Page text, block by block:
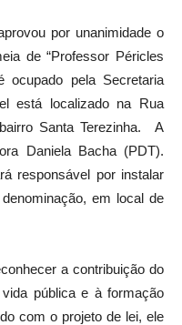
por unanimidade o
de “Professor Péricles
ocupado pela Secretaria
está localizado na Rua
Santa Terezinha. A
Daniela Bacha (PDT).
responsável por instalar
em local de
a contribuição do
pública e à formação
com o projeto de lei, ele